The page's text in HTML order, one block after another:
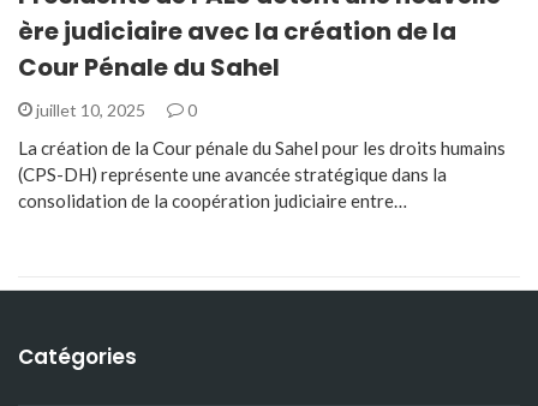
ère judiciaire avec la création de la
Cour Pénale du Sahel
juillet 10, 2025 0
La création de la Cour pénale du Sahel pour les droits humains
(CPS-DH) représente une avancée stratégique dans la
consolidation de la coopération judiciaire entre…
Catégories